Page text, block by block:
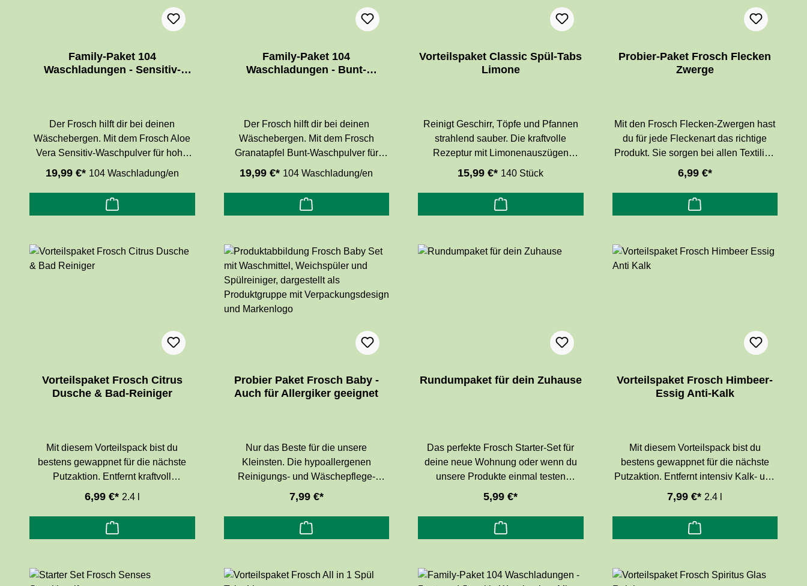
Family-Paket 104
Waschladungen - Sensitiv-
Der Frosch hilft dir bei deinen
Wäschebergen. Mit dem Frosch Aloe
Vera Sensitiv-Waschpulver für hohe
Waschkraft von weißen und farbigen
Textilien von 30 bis 95° C. Nicht
geeignet für Wolle und Seide. Die
hautfreundliche Rezeptur mit Aloe
hohe Waschleistung und hinterlässt
einen angenehm frischen Aloe Vera-
19,99 €* 104 Waschladung/en
Family-Paket 104
Waschladungen - Bunt-
Der Frosch hilft dir bei deinen
Wäschebergen. Mit dem Frosch
Granatapfel Bunt-Waschpulver für
hohe Waschkraft von farbigen Textilien
von 30 bis 60° C. Nicht geeignet für
Wolle und Seide. Die farbschützende
Rezeptur mit Granatapfelauszügen
hinterlässt einen angenehm frischen
Granatapfelduft. Ohne Farbstoffe und
Zusatz von Konservierungsmitteln.
Dermatologisch getestet.
19,99 €* 104 Waschladung/en
Vorteilspaket Classic Spül-Tabs
Limone
Reinigt Geschirr, Töpfe und Pfannen
strahlend sauber. Die kraftvolle
Rezeptur mit Limonenauszügen
entfernt Fett und hartnäckige
Verkrustungen und hinterlässt einen
angenehm frischen Limonenduft.
15,99 €* 140 Stück
Probier-Paket Frosch Flecken
Zwerge
Mit den Frosch Flecken-Zwergen hast
du für jede Fleckenart das richtige
Produkt. Sie sorgen bei allen Textilien
für kraftvolle, farbschonende
Fleckentfernung.
6,99 €*
Vorteilspaket Frosch Citrus
Dusche & Bad-Reiniger
Mit diesem Vorteilspack bist du
bestens gewappnet für die nächste
Putzaktion. Entfernt kraftvoll
Kalkablagerungen, Wasserflecken und
Seifenrückstände von fast allen
Oberflächen in Dusche und Bad. Die
Rezeptur mit Zitronenfrische entfernt
Kunststoffen, Acryl und Kunstglas
6,99 €* 2.4 l
Probier Paket Frosch Baby -
Auch für Allergiker geeignet
Nur das Beste für die unsere
Kleinsten. Die hypoallergenen
Reinigungs- und Wäschepflege-
Produkte von Frosch Baby verzichten
auf zusätzliche Farbstoffe und
Konservierungsmittel
7,99 €*
Rundumpaket für dein Zuhause
Das perfekte Frosch Starter-Set für
deine neue Wohnung oder wenn du
unsere Produkte einmal testen
möchtest.Der Frosch Soda Allzweck-
Reiniger ist ein leistungsstarker
Haushaltsreiniger für die intensive
Reinigung von fast allen
entfernt Fett, hartnäckige
5,99 €*
Vorteilspaket Frosch Himbeer-
Essig Anti-Kalk
Mit diesem Vorteilspack bist du
bestens gewappnet für die nächste
Putzaktion. Entfernt intensiv Kalk- und
Schmutzablagerungen von Armaturen,
Waschbecken, Duschen, Badewannen
und Fliesen. Die Rezeptur mit
Himbeer-Essig löst hartnäckige
frischen Himbeerduft.
7,99 €*2.4 l